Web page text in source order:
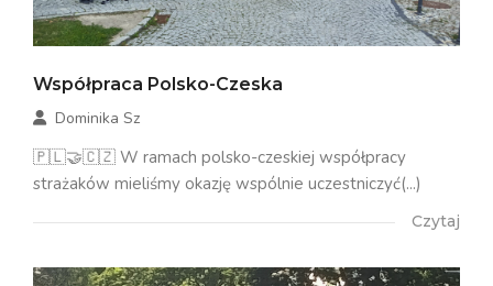
Współpraca Polsko-Czeska
Dominika Sz
🇵🇱🤝🇨🇿 W ramach polsko-czeskiej współpracy
strażaków mieliśmy okazję wspólnie uczestniczyć(...)
Czytaj